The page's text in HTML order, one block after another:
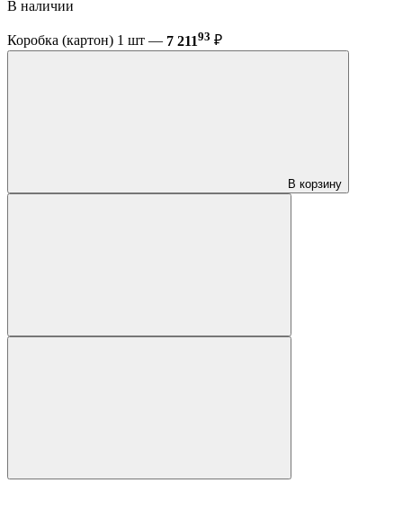
В наличии
Коробка (картон) 1 шт — 7 21193 ₽
В корзину